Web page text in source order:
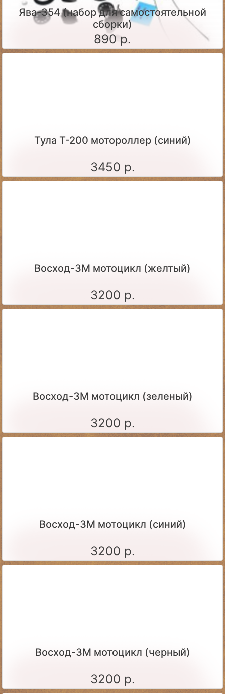
Ява-354 (набор для самостоятельной
сборки)
890 р.
Тула Т-200 мотороллер (синий)
3450 р.
Восход-3М мотоцикл (желтый)
3200 р.
Восход-3М мотоцикл (зеленый)
3200 р.
Восход-3М мотоцикл (синий)
3200 р.
Восход-3М мотоцикл (черный)
3200 р.